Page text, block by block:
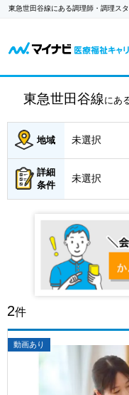
東急世田谷線にある調理師・調理ス
東急世田谷線 にあ
地域 未選択
詳細
条件
未選択
2件
動画あり